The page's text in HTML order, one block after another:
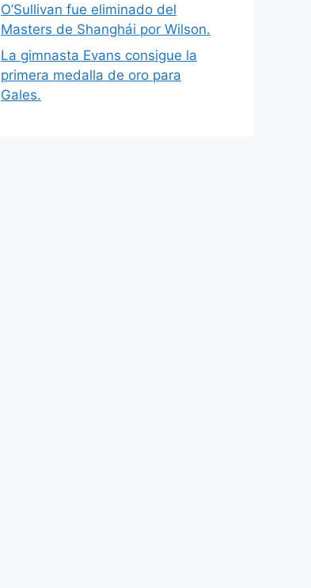
O’Sullivan fue eliminado del
Masters de Shanghái por Wilson.
La gimnasta Evans consigue la
primera medalla de oro para
Gales.